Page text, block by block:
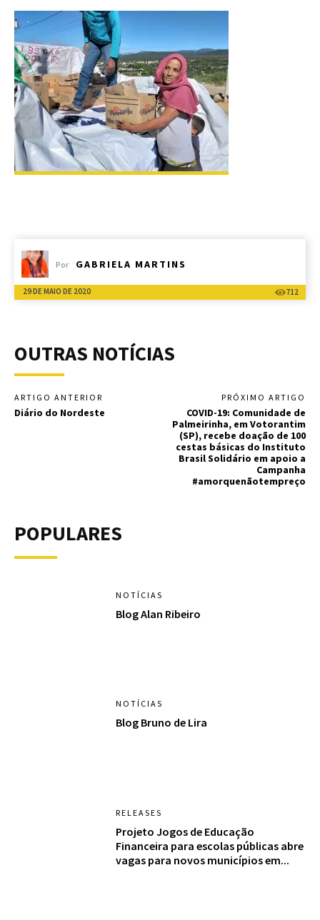
Por GABRIELA MARTINS
29 DE MAIO DE 2020 712
OUTRAS NOTÍCIAS
ARTIGO ANTERIOR
Diário do Nordeste
PRÓXIMO ARTIGO
COVID-19: Comunidade de
Palmeirinha, em Votorantim
(SP), recebe doação de 100
cestas básicas do Instituto
Brasil Solidário em apoio a
Campanha
#amorquenãotempreço
POPULARES
NOTÍCIAS
Blog Alan Ribeiro
NOTÍCIAS
Blog Bruno de Lira
RELEASES
Projeto Jogos de Educação
Financeira para escolas públicas abre
vagas para novos municípios em...